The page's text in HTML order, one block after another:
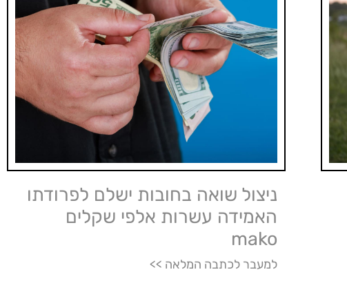
ניצול שואה בחובות ישלם לפרודתו
האמידה עשרות אלפי שקלים
mako
למעבר לכתבה המלאה >>